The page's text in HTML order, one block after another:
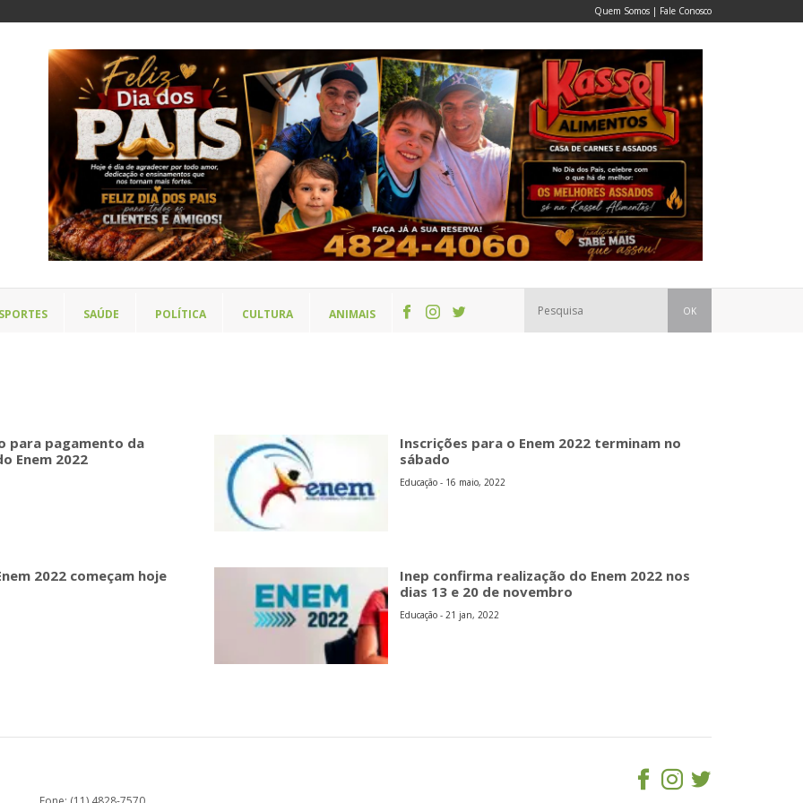
Quem Somos | Fale Conosco
SAÚDE POLÍTICA CULTURA ANIMAIS OK
para pagamento da
Enem 2022
Inscrições para o Enem 2022 terminam no
sábado
Educação - 16 maio, 2022
2022 começam hoje
Inep confirma realização do Enem 2022 nos
dias 13 e 20 de novembro
Educação - 21 jan, 2022